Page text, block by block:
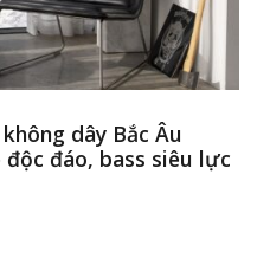
dây Bắc Âu
đáo, bass siêu lực